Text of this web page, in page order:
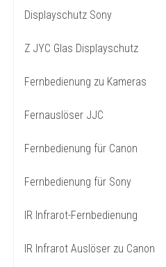
Displayschutz Sony
Z JYC Glas Displayschutz
Fernbedienung zu Kameras
Fernauslöser JJC
Fernbedienung für Canon
Fernbedienung für Sony
IR Infrarot-Fernbedienung
IR Infrarot Auslöser zu Canon